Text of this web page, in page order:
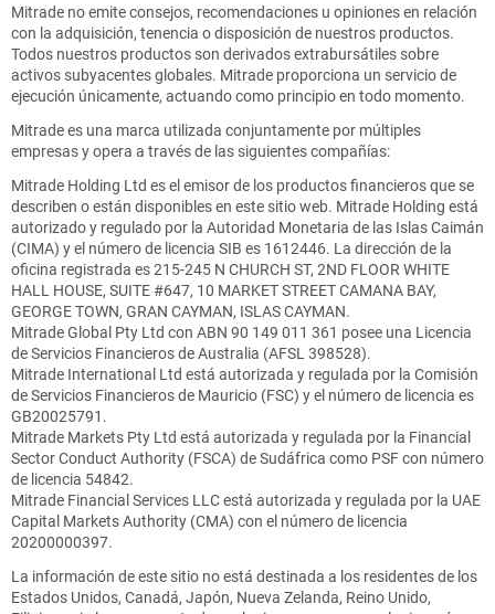
Mitrade no emite consejos, recomendaciones u opiniones en relación
con la adquisición, tenencia o disposición de nuestros productos.
Todos nuestros productos son derivados extrabursátiles sobre
activos subyacentes globales. Mitrade proporciona un servicio de
ejecución únicamente, actuando como principio en todo momento.
Mitrade es una marca utilizada conjuntamente por múltiples
empresas y opera a través de las siguientes compañías:
Mitrade Holding Ltd es el emisor de los productos financieros que se
describen o están disponibles en este sitio web. Mitrade Holding está
autorizado y regulado por la Autoridad Monetaria de las Islas Caimán
(CIMA) y el número de licencia SIB es 1612446. La dirección de la
oficina registrada es 215-245 N CHURCH ST, 2ND FLOOR WHITE
HALL HOUSE, SUITE #647, 10 MARKET STREET CAMANA BAY,
GEORGE TOWN, GRAN CAYMAN, ISLAS CAYMAN.
Mitrade Global Pty Ltd con ABN 90 149 011 361 posee una Licencia
de Servicios Financieros de Australia (AFSL 398528).
Mitrade International Ltd está autorizada y regulada por la Comisión
de Servicios Financieros de Mauricio (FSC) y el número de licencia es
GB20025791.
Mitrade Markets Pty Ltd está autorizada y regulada por la Financial
Sector Conduct Authority (FSCA) de Sudáfrica como PSF con número
de licencia 54842.
Mitrade Financial Services LLC está autorizada y regulada por la UAE
Capital Markets Authority (CMA) con el número de licencia
20200000397.
La información de este sitio no está destinada a los residentes de los
Estados Unidos, Canadá, Japón, Nueva Zelanda, Reino Unido,